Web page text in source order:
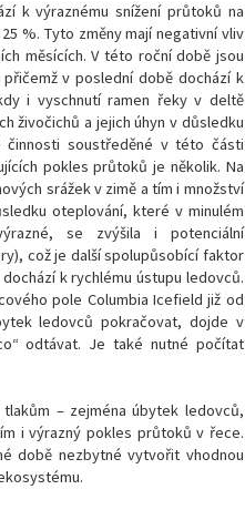
k výraznému snížení průtoků na
%. Tyto změny mají negativní vliv
měsících. V této roční době jsou
v poslední době dochází k
i vyschnutí ramen řeky v deltě
živočichů a jejich úhyn v důsledku
činnosti soustředěné v této části
pokles průtoků je několik. Na
srážek v zimě a tím i množství
oteplování, které v minulém
se zvýšila i potenciální
což je další spolupůsobící faktor
k rychlému ústupu ledovců.
pole Columbia Icefield již od
ledovců pokračovat, dojde v
odtávat. Je také nutné počítat
– zejména úbytek ledovců,
i výrazný pokles průtoků v řece.
době nezbytné vytvořit vhodnou